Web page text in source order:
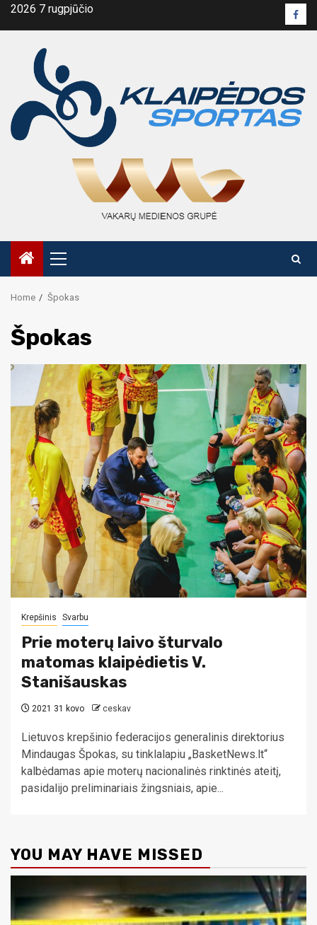
Skip2026 7 rugpjūčio
Primary
Menu
Home Špokas
Špokas
Krepšinis Svarbu
Prie moterų laivo šturvalo
matomas klaipėdietis V.
Stanišauskas
2021 31 kovo ceskav
Lietuvos krepšinio federacijos generalinis direktorius
Mindaugas Špokas, su tinklalapiu „BasketNews.lt“
kalbėdamas apie moterų nacionalinės rinktinės ateitį,
pasidalijo preliminariais žingsniais, apie...
YOU MAY HAVE MISSED